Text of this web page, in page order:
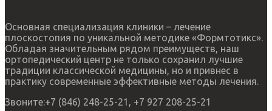
Основная специализация клиники – лечение
плоскостопия по уникальной методике «Формтотикс».
Обладая значительным рядом преимуществ, наш
ортопедический центр не только сохранил лучшие
традиции классической медицины, но и привнес в
практику современные эффективные методы лечения.
Звоните:+7 (846) 248-25-21, +7 927 208-25-21